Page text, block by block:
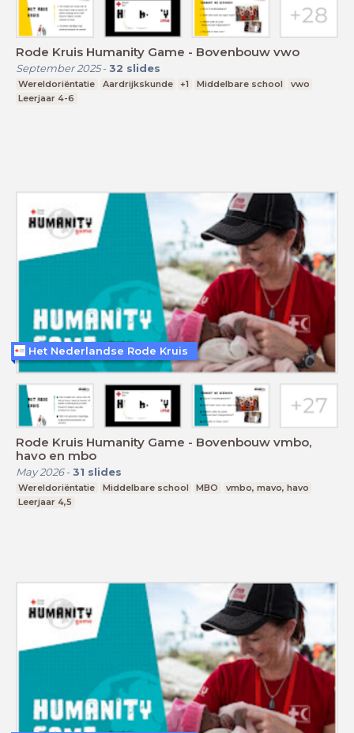
Rode Kruis Humanity Game - Bovenbouw vwo
September 2025- 32 slides
Wereldoriëntatie Aardrijkskunde +1 Middelbare school
vwo
Leerjaar 4-6
Rode Kruis Humanity Game - Bovenbouw vmbo,
havo en mbo
May 2026- 31 slides
Wereldoriëntatie Middelbare school MBO
vmbo, mavo, havo
Leerjaar 4,5
Het Nederlandse Rode Kruis